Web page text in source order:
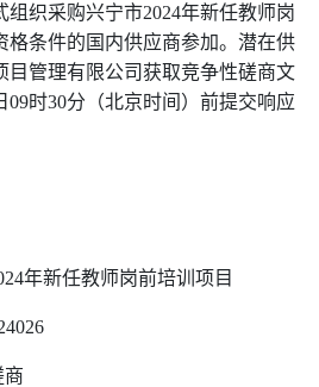
组织采购兴宁市2024年新任教师岗
格条件的国内供应商参加。潜在供
目管理有限公司获取竞争性磋商文
09时30分 （北京时间）前提交响应
年新任教师岗前培训项目
商